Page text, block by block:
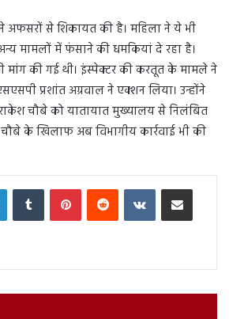
से शिकायत की है। महिला ने ये भी
मामलों में फंसाने की धमकियां दे रहा है।
मांग की गई थी। इंस्पेक्टर की करतूत के मामले ने
प्रशांत अग्रवाल ने एक्शन लिया। उन्होंने
चौबे को यातायात मुख्यालय से निलंबित
के खिलाफ अब विभागीय कार्रवाई भी की
LinkedInTumblr PinterestReddit VKontakteShare via Email